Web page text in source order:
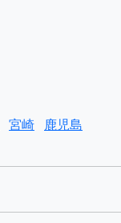
宮崎 鹿児島